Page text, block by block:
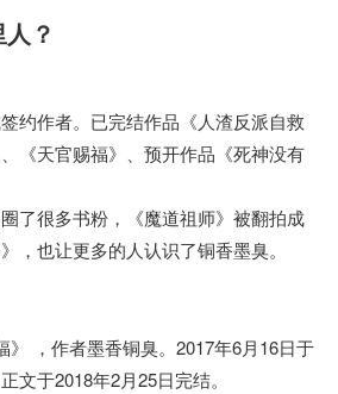
？
约作者。已完结作品《人渣反派自救
《天官赐福》、预开作品《死神没有
了很多书粉，《魔道祖师》被翻拍成
，也让更多的人认识了铜香墨臭。
》 ，作者墨香铜臭。2017年6月16日于
文于2018年2月25日完结。